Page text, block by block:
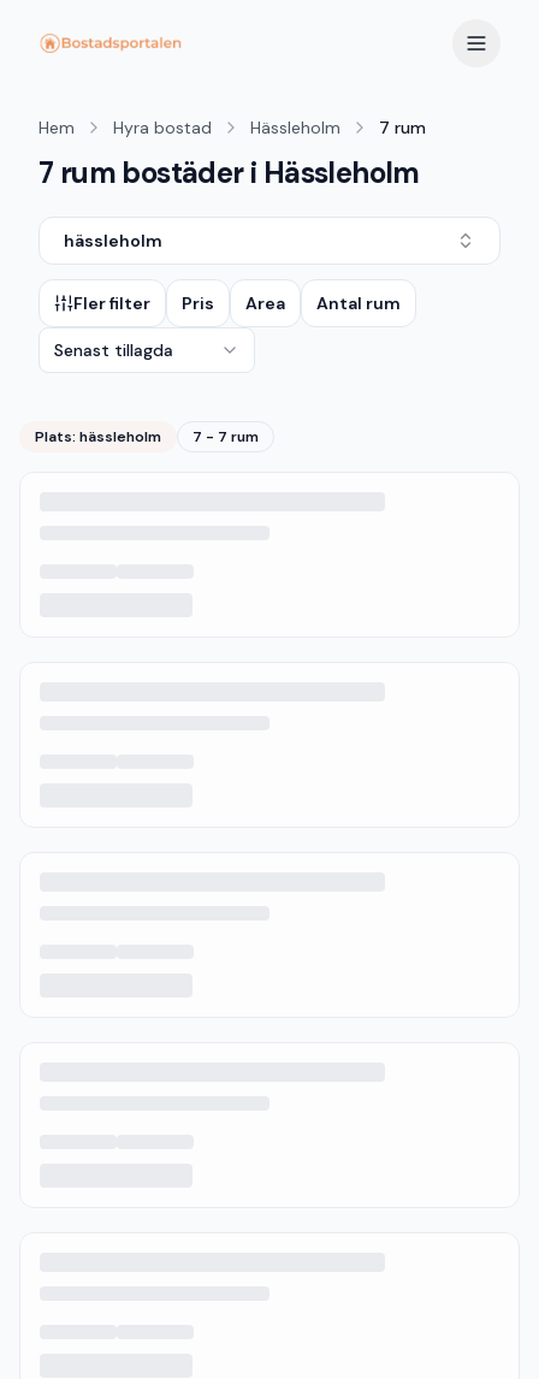
Hem Hyra bostad Hässleholm 7 rum
7 rum bostäder i Hässleholm
hässleholm
Fler filter Pris Area Antal rum
Senast tillagda
Plats: hässleholm 7 - 7 rum